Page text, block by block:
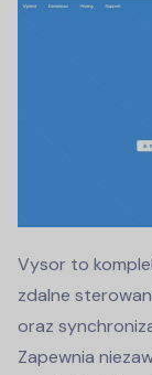
Vysor to
zdalne
oraz
Zapewnia